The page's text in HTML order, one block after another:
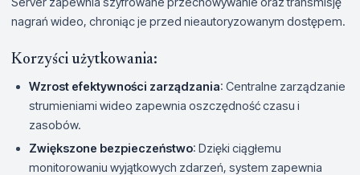
nagrań wideo, chroniąc je przed nieautoryzowanym dostępem.
Korzyści użytkowania:
Wzrost efektywności zarządzania: Centralne zarządzanie
strumieniami wideo zapewnia oszczędność czasu i
zasobów.
Zwiększone bezpieczeństwo: Dzięki ciągłemu
monitorowaniu wyjątkowych zdarzeń, system zapewnia